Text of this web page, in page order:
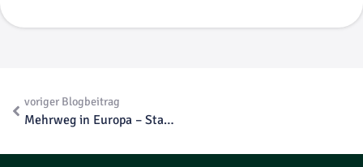
voriger Blogbeitrag
Mehrweg in Europa – Stand der Einführung von Mehrwegsystemen für Take-away-Speisen in der EU und der Schweiz